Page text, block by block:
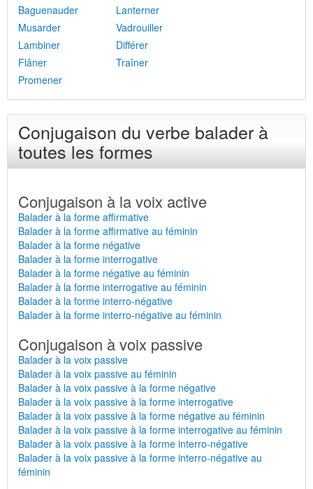
Baguenauder
Lanterner
Musarder
Vadrouiller
Lambiner
Différer
Flâner
Traîner
Promener
Conjugaison du verbe balader à
toutes les formes
Conjugaison à la voix active
Balader à la forme affirmative
Balader à la forme affirmative au féminin
Balader à la forme négative
Balader à la forme interrogative
Balader à la forme négative au féminin
Balader à la forme interrogative au féminin
Balader à la forme interro-négative
Balader à la forme interro-négative au féminin
Conjugaison à voix passive
Balader à la voix passive
Balader à la voix passive au féminin
Balader à la voix passive à la forme négative
Balader à la voix passive à la forme interrogative
Balader à la voix passive à la forme négative au féminin
Balader à la voix passive à la forme interrogative au féminin
Balader à la voix passive à la forme interro-négative
Balader à la voix passive à la forme interro-négative au
féminin